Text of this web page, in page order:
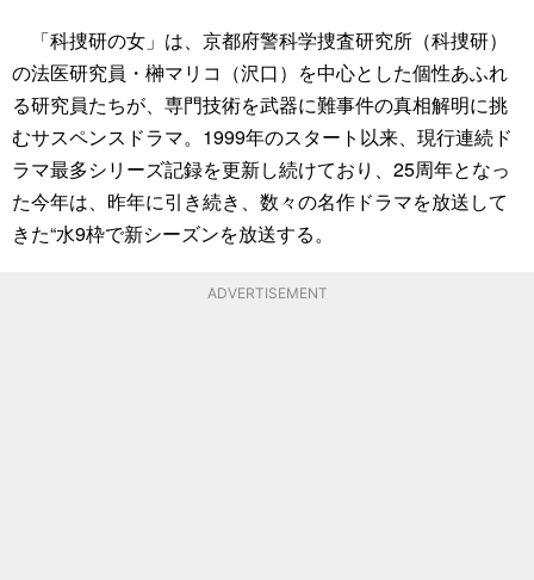
「科捜研の女」は、京都府警科学捜査研究所（科捜研）
の法医研究員・榊マリコ（沢口）を中心とした個性あふれ
る研究員たちが、専門技術を武器に難事件の真相解明に挑
むサスペンスドラマ。1999年のスタート以来、現行連続ド
ラマ最多シリーズ記録を更新し続けており、25周年となっ
た今年は、昨年に引き続き、数々の名作ドラマを放送して
きた“水9枠で新シーズンを放送する。
ADVERTISEMENT